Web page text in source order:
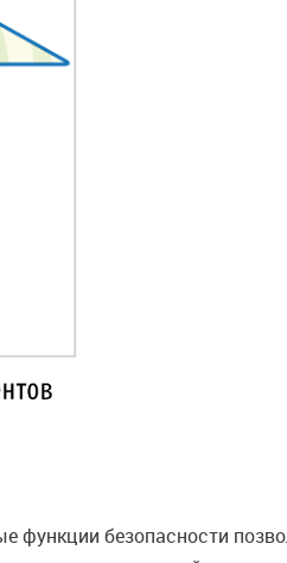
функции безопасности